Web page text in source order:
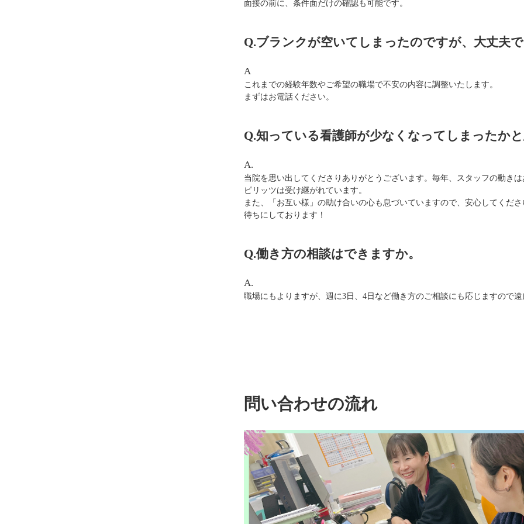
面接の前に、条件面だけの確認も可能です。
Q.ブランクが空いてしまったのですが、大丈夫
A
これまでの経験年数やご希望の職場で不安の内容に調整いたします。
まずはお電話ください。
Q.知っている看護師が少なくなってしまったか
A.
当院を思い出してくださりありがとうございます。毎年、スタッフの動き
ピリッツは受け継がれています。
また、「お互い様」の助け合いの心も息づいていますので、安心してくだ
待ちにしております！
Q.働き方の相談はできますか。
A.
職場にもよりますが、週に3日、4日など働き方のご相談にも応じますので
問い合わせの流れ